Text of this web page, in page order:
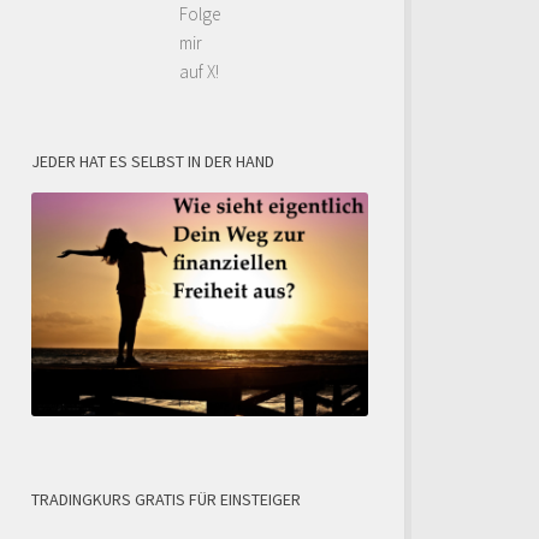
Folge
mir
auf X!
JEDER HAT ES SELBST IN DER HAND
TRADINGKURS GRATIS FÜR EINSTEIGER